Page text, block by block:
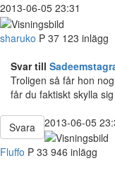
2013-06-05 23:31
sharuko P 37 123 inlägg
Svar till
Troligen så får hon
får du faktiskt skylla
Svara
2013-06-05
Fluffo P 33 946 inlägg